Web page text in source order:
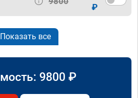
₽
Показать все
9800 ₽